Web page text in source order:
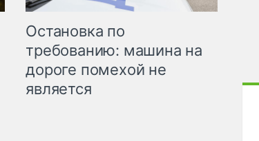
Остановка по
требованию: машина на
дороге помехой не
является